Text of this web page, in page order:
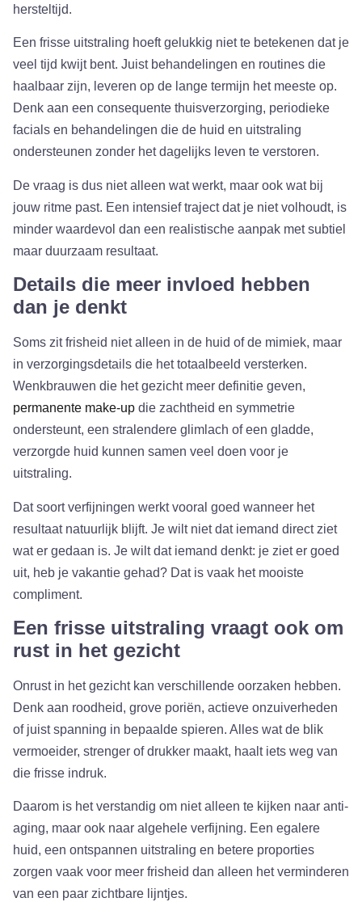
hersteltijd.
Een frisse uitstraling hoeft gelukkig niet te betekenen dat je
veel tijd kwijt bent. Juist behandelingen en routines die
haalbaar zijn, leveren op de lange termijn het meeste op.
Denk aan een consequente thuisverzorging, periodieke
facials en behandelingen die de huid en uitstraling
ondersteunen zonder het dagelijks leven te verstoren.
De vraag is dus niet alleen wat werkt, maar ook wat bij
jouw ritme past. Een intensief traject dat je niet volhoudt, is
minder waardevol dan een realistische aanpak met subtiel
maar duurzaam resultaat.
Details die meer invloed hebben
dan je denkt
Soms zit frisheid niet alleen in de huid of de mimiek, maar
in verzorgingsdetails die het totaalbeeld versterken.
Wenkbrauwen die het gezicht meer definitie geven,
permanente make-up die zachtheid en symmetrie
ondersteunt, een stralendere glimlach of een gladde,
verzorgde huid kunnen samen veel doen voor je
uitstraling.
Dat soort verfijningen werkt vooral goed wanneer het
resultaat natuurlijk blijft. Je wilt niet dat iemand direct ziet
wat er gedaan is. Je wilt dat iemand denkt: je ziet er goed
uit, heb je vakantie gehad? Dat is vaak het mooiste
compliment.
Een frisse uitstraling vraagt ook om
rust in het gezicht
Onrust in het gezicht kan verschillende oorzaken hebben.
Denk aan roodheid, grove poriën, actieve onzuiverheden
of juist spanning in bepaalde spieren. Alles wat de blik
vermoeider, strenger of drukker maakt, haalt iets weg van
die frisse indruk.
Daarom is het verstandig om niet alleen te kijken naar anti-
aging, maar ook naar algehele verfijning. Een egalere
huid, een ontspannen uitstraling en betere proporties
zorgen vaak voor meer frisheid dan alleen het verminderen
van een paar zichtbare lijntjes.